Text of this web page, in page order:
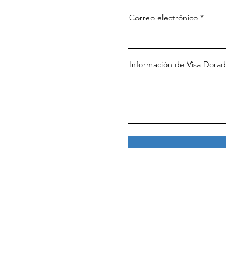
Correo electrónico
Información de Visa